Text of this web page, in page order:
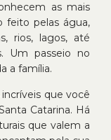
as mais
feito pelas água,
rios, lagos, até
Um passeio no
a família.
que você
Catarina. Há
que valem a